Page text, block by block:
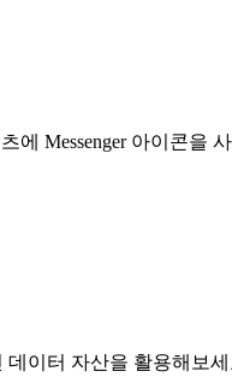
에 Messenger 아이콘을
데이터 자산을 활용해보세